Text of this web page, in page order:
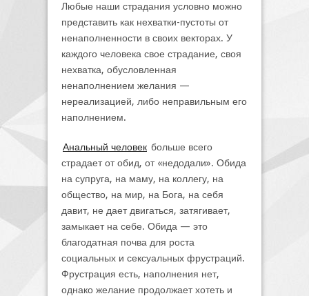
Любые наши страдания условно можно
представить как нехватки-пустоты от
ненаполненности в своих векторах. У
каждого человека свое страдание, своя
нехватка, обусловленная
ненаполнением желания —
нереализацией, либо неправильным его
наполнением.
Анальный человек больше всего
страдает от обид, от «недодали». Обида
на супруга, на маму, на коллегу, на
общество, на мир, на Бога, на себя
давит, не дает двигаться, затягивает,
замыкает на себе. Обида — это
благодатная почва для роста
социальных и сексуальных фрустраций.
Фрустрация есть, наполнения нет,
однако желание продолжает хотеть и